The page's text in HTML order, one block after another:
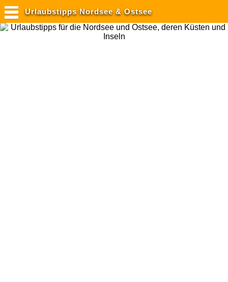
Urlaubstipps Nordsee & Ostsee